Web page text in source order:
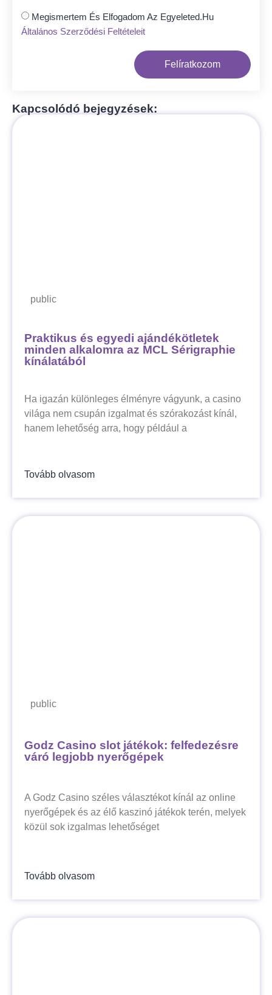
Megismertem És Elfogadom Az Egyeleted.hu
Általános Szerződési Feltételeit
Felíratkozom
Kapcsolódó bejegyzések:
public
Praktikus és egyedi ajándékötletek
minden alkalomra az MCL Sérigraphie
kínálatából
Ha igazán különleges élményre vágyunk, a casino
világa nem csupán izgalmat és szórakozást kínál,
hanem lehetőség arra, hogy például a
Tovább olvasom
public
Godz Casino slot játékok: felfedezésre
váró legjobb nyerőgépek
A Godz Casino széles választékot kínál az online
nyerőgépek és az élő kaszinó játékok terén, melyek
közül sok izgalmas lehetőséget
Tovább olvasom